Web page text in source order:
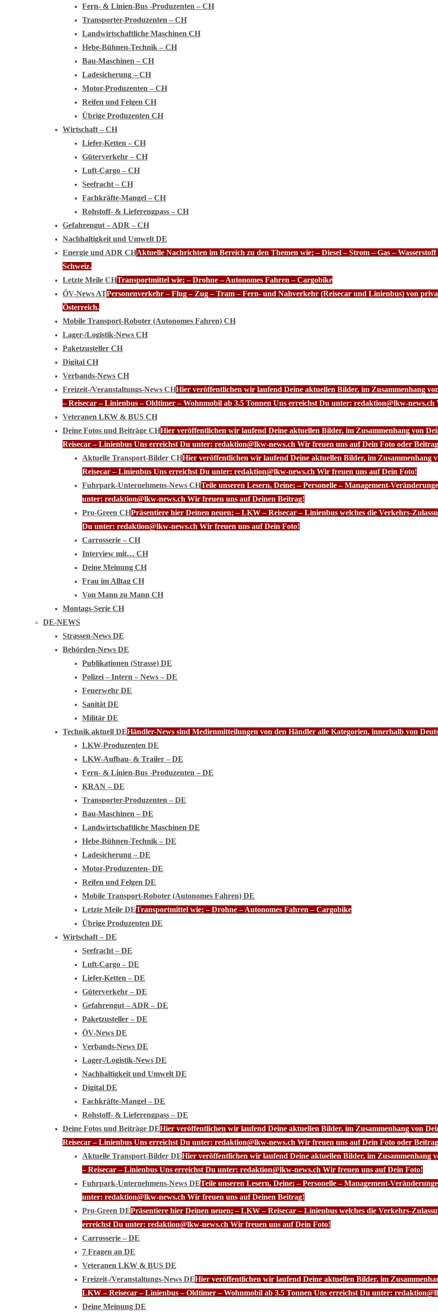
Fern- & Linien-Bus -Produzenten – CH
Transporter-Produzenten – CH
Landwirtschaftliche Maschinen CH
Hebe-Bühnen-Technik – CH
Bau-Maschinen – CH
Ladesicherung – CH
Motor-Produzenten – CH
Reifen und Felgen CH
Übrige Produzenten CH
Wirtschaft – CH
Liefer-Ketten – CH
Güterverkehr – CH
Luft-Cargo – CH
Seefracht – CH
Fachkräfte-Mangel – CH
Rohstoff- & Lieferengpass – CH
Gefahrengut – ADR – CH
Nachhaltigkeit und Umwelt DE
Energie und ADR CHAktuelle Nachrichten im Bereich zu den Themen wie; – Diesel – Strom – Gas –
Schweiz.
Letzte Meile CHTransportmittel wie; – Drohne – Autonomes Fahren – Cargobike
ÖV-News ATPersonenverkehr – Flug – Zug – Tram – Fern- und Nahverkehr (Reisecar und Linienbus) von
Österreich.
Mobile Transport-Roboter (Autonomes Fahren) CH
Lager-/Logistik-News CH
Paketzusteller CH
Digital CH
Verbands-News CH
Freizeit-/Veranstaltungs-News CHHier veröffentlichen wir laufend Deine aktuellen Bilder, im Zusammenhang
– Reisecar – Linienbus – Oldtimer – Wohnmobil ab 3.5 Tonnen Uns erreichst Du unter: redaktion@lkw-
Veteranen LKW & BUS CH
Deine Fotos und Beiträge CHHier veröffentlichen wir laufend Deine aktuellen Bilder, im Zusammenhang von
Reisecar – Linienbus Uns erreichst Du unter: redaktion@lkw-news.ch Wir freuen uns auf Dein Foto oder
Aktuelle Transport-Bilder CHHier veröffentlichen wir laufend Deine aktuellen Bilder, im
Reisecar – Linienbus Uns erreichst Du unter: redaktion@lkw-news.ch Wir freuen uns auf Dein Foto!
Fuhrpark-Unternehmens-News CHTeile unseren Lesern, Deine; – Personelle – Management-
unter: redaktion@lkw-news.ch Wir freuen uns auf Deinen Beitrag!
Pro-Green CHPräsentiere hier Deinen neuen; – LKW – Reisecar – Linienbus welches die Verkehrs-
Du unter: redaktion@lkw-news.ch Wir freuen uns auf Dein Foto!
Carrosserie – CH
Interview mit… CH
Deine Meinung CH
Frau im Alltag CH
Von Mann zu Mann CH
Montags-Serie CH
DE-NEWS
Strassen-News DE
Behörden-News DE
Publikationen (Strasse) DE
Polizei – Intern – News – DE
Feuerwehr DE
Sanität DE
Militär DE
Technik aktuell DEHändler-News sind Medienmitteilungen von den Händler alle Kategorien, innerhalb von
LKW-Produzenten DE
LKW-Aufbau- & Trailer – DE
Fern- & Linien-Bus -Produzenten – DE
KRAN – DE
Transporter-Produzenten – DE
Bau-Maschinen – DE
Landwirtschaftliche Maschinen DE
Hebe-Bühnen-Technik – DE
Ladesicherung – DE
Motor-Produzenten- DE
Reifen und Felgen DE
Mobile Transport-Roboter (Autonomes Fahren) DE
Letzte Meile DETransportmittel wie; – Drohne – Autonomes Fahren – Cargobike
Übrige Produzenten DE
Wirtschaft – DE
Seefracht – DE
Luft-Cargo – DE
Liefer-Ketten – DE
Güterverkehr – DE
Gefahrengut – ADR – DE
Paketzusteller – DE
ÖV-News DE
Verbands-News DE
Lager-/Logistik-News DE
Nachhaltigkeit und Umwelt DE
Digital DE
Fachkräfte-Mangel – DE
Rohstoff- & Lieferengpass – DE
Deine Fotos und Beiträge DEHier veröffentlichen wir laufend Deine aktuellen Bilder, im Zusammenhang von
Reisecar – Linienbus Uns erreichst Du unter: redaktion@lkw-news.ch Wir freuen uns auf Dein Foto oder
Aktuelle Transport-Bilder DEHier veröffentlichen wir laufend Deine aktuellen Bilder, im
– Reisecar – Linienbus Uns erreichst Du unter: redaktion@lkw-news.ch Wir freuen uns auf Dein Foto!
Fuhrpark-Unternehmens-News DETeile unseren Lesern, Deine; – Personelle – Management-
unter: redaktion@lkw-news.ch Wir freuen uns auf Deinen Beitrag!
Pro-Green DEPräsentiere hier Deinen neuen; – LKW – Reisecar – Linienbus welches die Verkehrs-
erreichst Du unter: redaktion@lkw-news.ch Wir freuen uns auf Dein Foto!
Carrosserie – DE
7 Fragen an DE
Veteranen LKW & BUS DE
Freizeit-/Veranstaltungs-News DEHier veröffentlichen wir laufend Deine aktuellen Bilder, im
LKW – Reisecar – Linienbus – Oldtimer – Wohnmobil ab 3.5 Tonnen Uns erreichst Du unter:
Deine Meinung DE